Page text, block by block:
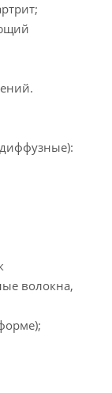
волокна,